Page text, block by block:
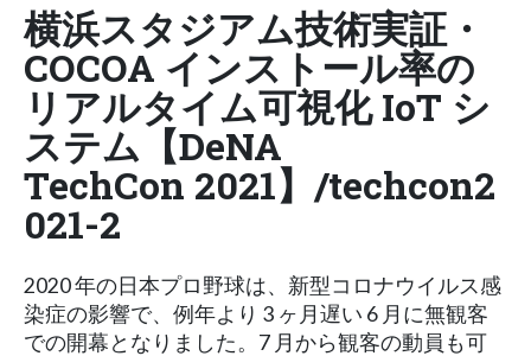
横浜スタジアム技術実証・
COCOA インストール率の
リアルタイム可視化 IoT シ
ステム【DeNA
TechCon 2021】/techcon2
021-2
2020 年の日本プロ野球は、新型コロナウイルス感
染症の影響で、例年より 3 ヶ月遅い 6 月に無観客
での開幕となりました。7 月から観客の動員も可